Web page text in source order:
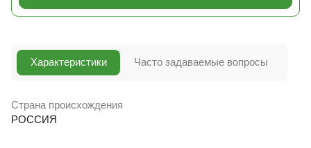
Характеристики
Страна происхождения
РОССИЯ
Часто задаваемые вопросы